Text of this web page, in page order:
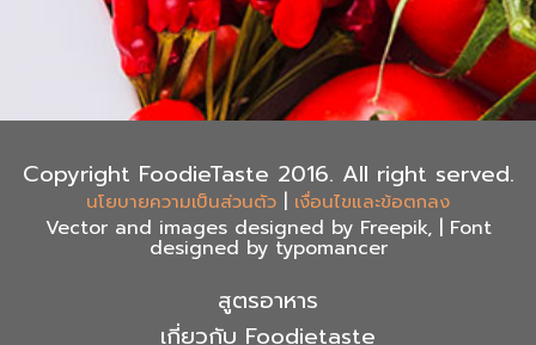
Copyright FoodieTaste 2016. All right served.
นโยบายความเป็นส่วนตัว | เงื่อนไขและข้อตกลง
Vector and images designed by Freepik, | Font
designed by typomancer
สูตรอาหาร
เกี่ยวกับ Foodietaste